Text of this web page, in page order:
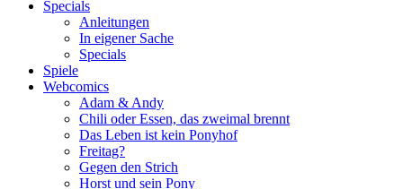
Specials
Anleitungen
In eigener Sache
Specials
Spiele
Webcomics
Adam & Andy
Chili oder Essen, das zweimal brennt
Das Leben ist kein Ponyhof
Freitag?
Gegen den Strich
Horst und sein Pony